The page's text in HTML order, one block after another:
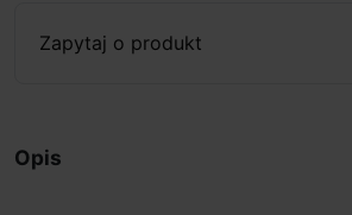
Zapytaj o produkt
Opis